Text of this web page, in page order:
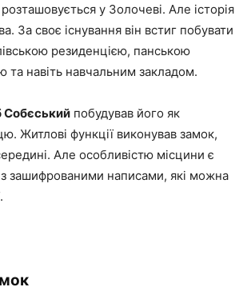
у Золочеві. Але історія
За своє існування він встиг побувати
резиденцією, панською
навіть навчальним закладом.
Собєський побудував його як
Житлові функції виконував замок,
Але особливістю місцини є
з зашифрованими написами, які можна